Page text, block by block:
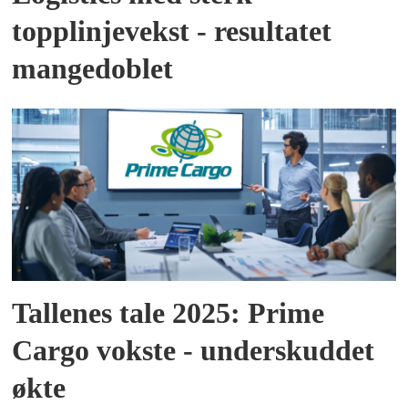
topplinjevekst - resultatet
mangedoblet
Tallenes tale 2025: Prime
Cargo vokste - underskuddet
økte